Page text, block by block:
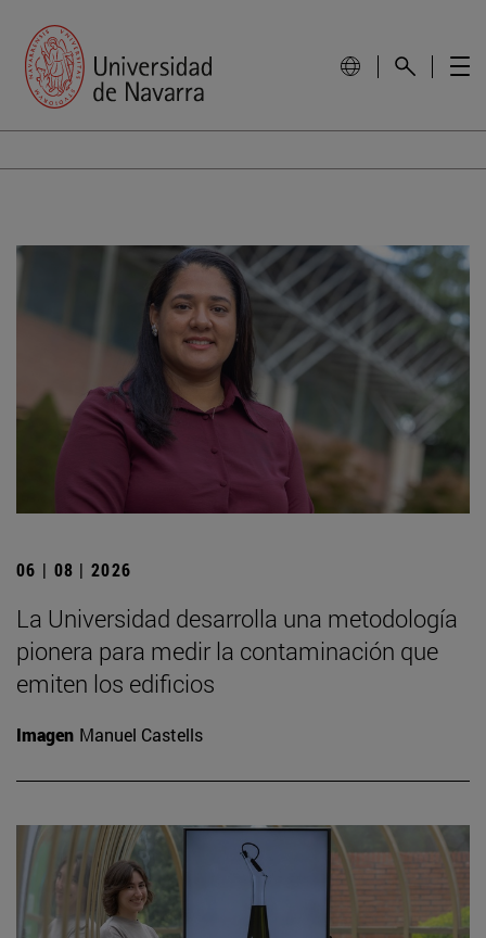
06 | 08 | 2026
La Universidad desarrolla una metodología
pionera para medir la contaminación que
emiten los edificios
Imagen Manuel Castells